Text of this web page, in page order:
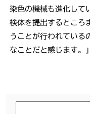
染色の機械も進化して
検体を提出するところ
うことが行われている
なことだと感じます。